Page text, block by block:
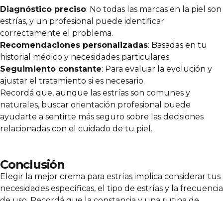
Diagnóstico preciso: No todas las marcas en la piel son
estrías, y un profesional puede identificar
correctamente el problema.
Recomendaciones personalizadas: Basadas en tu
historial médico y necesidades particulares.
Seguimiento constante: Para evaluar la evolución y
ajustar el tratamiento si es necesario.
Recordá que, aunque las estrías son comunes y
naturales, buscar orientación profesional puede
ayudarte a sentirte más seguro sobre las decisiones
relacionadas con el cuidado de tu piel.
Conclusión
Elegir la mejor crema para estrías implica considerar tus
necesidades específicas, el tipo de estrías y la frecuencia